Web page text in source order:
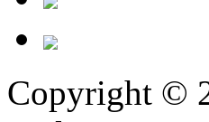
Copyright ©